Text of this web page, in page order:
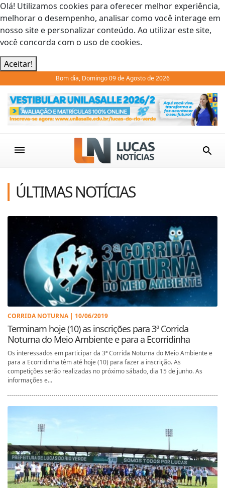
Olá! Utilizamos cookies para oferecer melhor experiência,
melhorar o desempenho, analisar como você interage em
nosso site e personalizar conteúdo. Ao utilizar este site,
você concorda com o uso de cookies.
Aceitar!
Bom dia, Domingo 09 de Agosto de 2026
Previous Next
ÚLTIMAS NOTÍCIAS
CORRIDA NOTURNA | 10/06/2019
Terminam hoje (10) as inscrições para 3ª Corrida
Noturna do Meio Ambiente e para a Ecorridinha
Os interessados em participar da 3ª Corrida Noturna do Meio Ambiente e
para a Ecorridinha têm até hoje (10) para fazer a inscrição. As
competições serão realizadas no próximo sábado, dia 15 de junho. As
informações e...